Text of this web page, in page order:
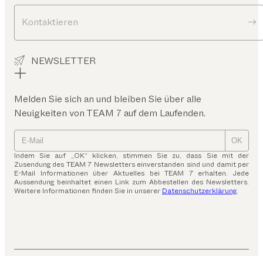
Kontaktieren
NEWSLETTER
Melden Sie sich an und bleiben Sie über alle
Neuigkeiten von TEAM 7 auf dem Laufenden.
OK
Indem Sie auf „OK“ klicken, stimmen Sie zu, dass Sie mit der
Zusendung des TEAM 7 Newsletters einverstanden sind und damit per
E-Mail Informationen über Aktuelles bei TEAM 7 erhalten. Jede
Aussendung beinhaltet einen Link zum Abbestellen des Newsletters.
Weitere Informationen finden Sie in unserer Datenschutzerklärung.